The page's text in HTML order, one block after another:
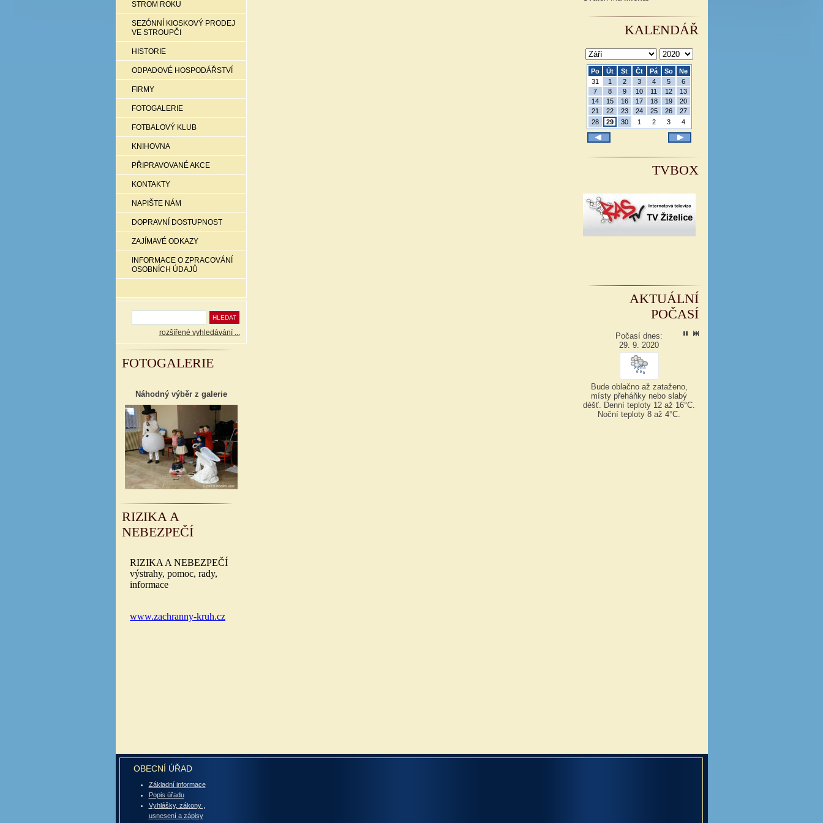
STROM ROKU
SEZÓNNÍ KIOSKOVÝ PRODEJ
VE STROUPČI
HISTORIE
ODPADOVÉ HOSPODÁŘSTVÍ
FIRMY
FOTOGALERIE
FOTBALOVÝ KLUB
KNIHOVNA
PŘIPRAVOVANÉ AKCE
KONTAKTY
NAPIŠTE NÁM
DOPRAVNÍ DOSTUPNOST
ZAJÍMAVÉ ODKAZY
INFORMACE O ZPRACOVÁNÍ
OSOBNÍCH ÚDAJŮ
rozšířené vyhledávání ...
FOTOGALERIE
Náhodný výběr z galerie
RIZIKA A
NEBEZPEČÍ
KALENDÁŘ
Po Út St Čt Pá So
Ne
31
1 2 3 4 5
6
7
8 9 10 11 12
13
14
15 16 17 18 19
20
21
22 23 24 25 26
27
28
29 30 1 2 3 4
TVBOX
AKTUÁLNÍ
POČASÍ
Počasí dnes:
29. 9. 2020
Bude oblačno až zataženo,
místy přeháňky nebo slabý
déšť. Denní teploty 12 až 16°C.
Noční teploty 8 až 4°C.
OBECNÍ ÚŘAD
Základní informace
Popis úřadu
Vyhlášky, zákony ,
usnesení a zápisy